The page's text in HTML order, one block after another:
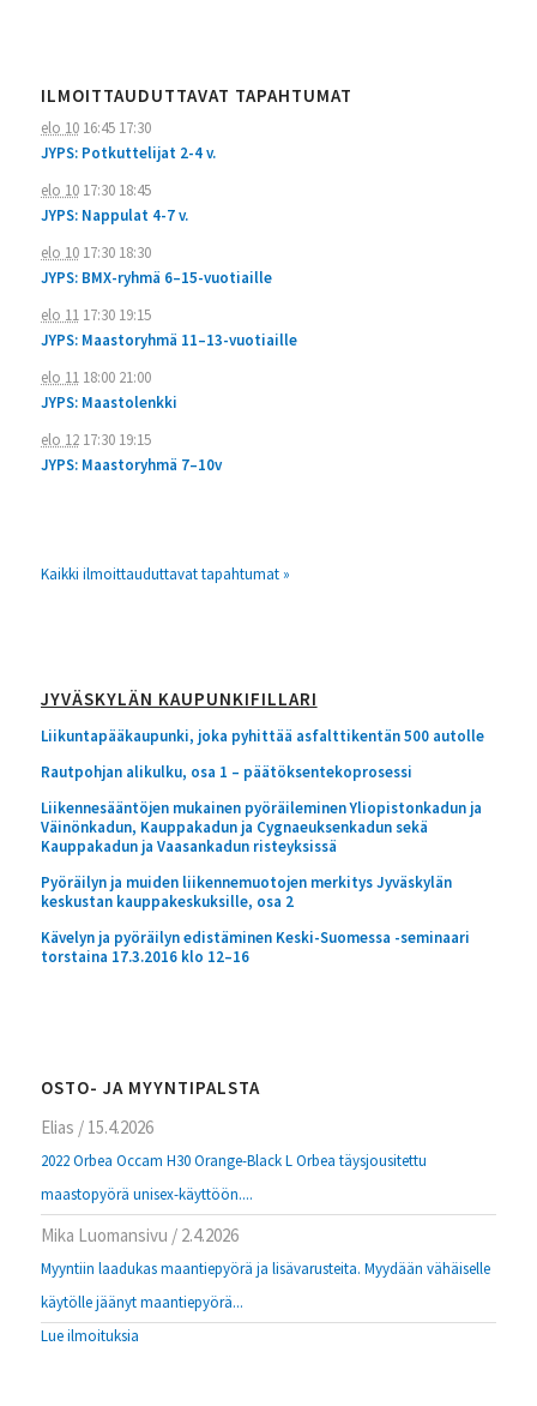
ILMOITTAUDUTTAVAT TAPAHTUMAT
elo 1016:45 17:30
JYPS: Potkuttelijat 2-4 v.
elo 1017:30 18:45
JYPS: Nappulat 4-7 v.
elo 1017:30 18:30
JYPS: BMX-ryhmä 6–15-vuotiaille
elo 1117:30 19:15
JYPS: Maastoryhmä 11–13-vuotiaille
elo 1118:00 21:00
JYPS: Maastolenkki
elo 1217:30 19:15
JYPS: Maastoryhmä 7–10v
Kaikki ilmoittauduttavat tapahtumat »
JYVÄSKYLÄN KAUPUNKIFILLARI
Liikuntapääkaupunki, joka pyhittää asfalttikentän 500 autolle
Rautpohjan alikulku, osa 1 – päätöksentekoprosessi
Liikennesääntöjen mukainen pyöräileminen Yliopistonkadun ja
Väinönkadun, Kauppakadun ja Cygnaeuksenkadun sekä
Kauppakadun ja Vaasankadun risteyksissä
Pyöräilyn ja muiden liikennemuotojen merkitys Jyväskylän
keskustan kauppakeskuksille, osa 2
Kävelyn ja pyöräilyn edistäminen Keski-Suomessa -seminaari
torstaina 17.3.2016 klo 12–16
OSTO- JA MYYNTIPALSTA
Elias / 15.4.2026
2022 Orbea Occam H30 Orange-Black L Orbea täysjousitettu
maastopyörä unisex-käyttöön....
Mika Luomansivu / 2.4.2026
Myyntiin laadukas maantiepyörä ja lisävarusteita. Myydään vähäiselle
käytölle jäänyt maantiepyörä...
Lue ilmoituksia